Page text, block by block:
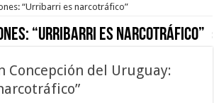
“Urribarri es narcotráfico”
“Urribarri es narcotráfico”
Concepción del Uruguay: